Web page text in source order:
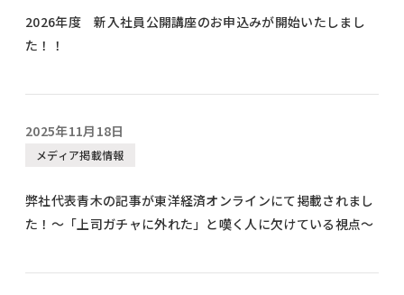
2026年度 新入社員公開講座のお申込みが開始いたしまし
た！！
2025年11月18日
メディア掲載情報
弊社代表青木の記事が東洋経済オンラインにて掲載されまし
た！～「上司ガチャに外れた」と嘆く人に欠けている視点～